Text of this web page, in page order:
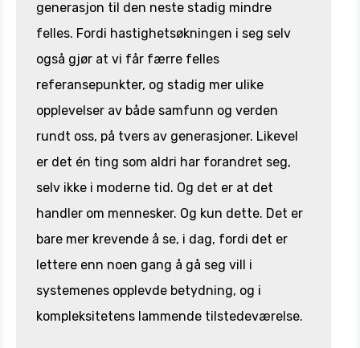
generasjon til den neste stadig mindre
felles. Fordi hastighetsøkningen i seg selv
også gjør at vi får færre felles
referansepunkter, og stadig mer ulike
opplevelser av både samfunn og verden
rundt oss, på tvers av generasjoner. Likevel
er det én ting som aldri har forandret seg,
selv ikke i moderne tid. Og det er at det
handler om mennesker. Og kun dette. Det er
bare mer krevende å se, i dag, fordi det er
lettere enn noen gang å gå seg vill i
systemenes opplevde betydning, og i
kompleksitetens lammende tilstedeværelse.